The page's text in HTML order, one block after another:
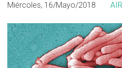
Miércoles, 16/Mayo/2018